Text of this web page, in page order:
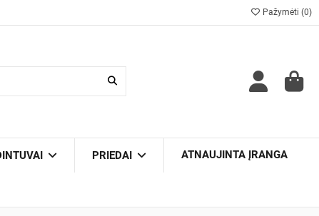
Pažymėti (0)
PRIEDAI ATNAUJINTA ĮRANGA